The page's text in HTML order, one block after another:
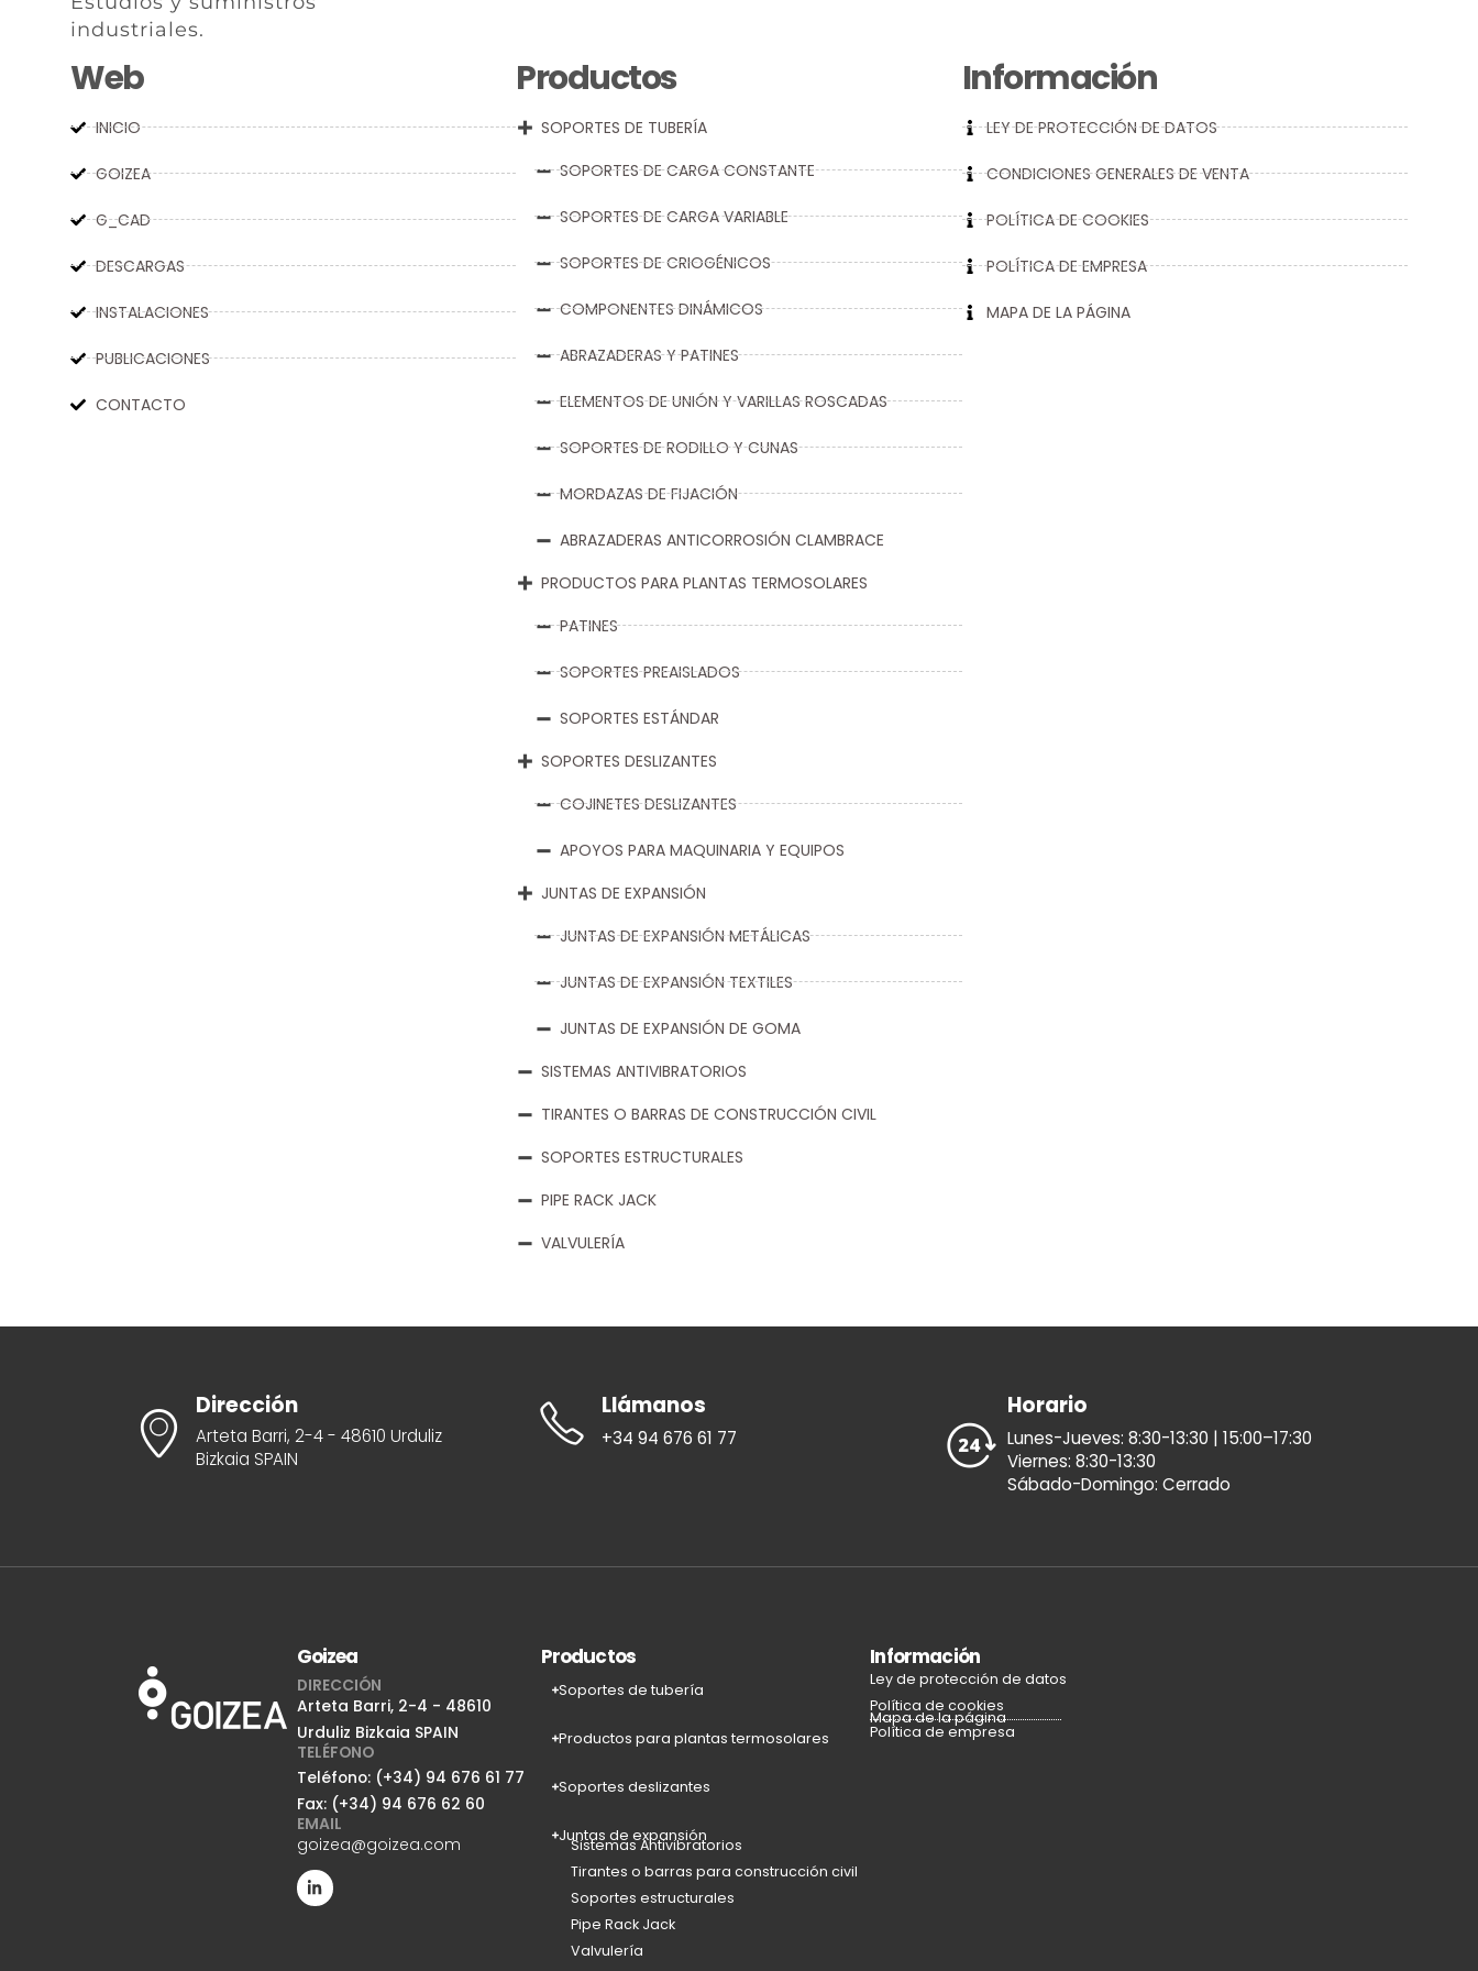
industriales.
Web
INICIO
GOIZEA
G_CAD
DESCARGAS
INSTALACIONES
PUBLICACIONES
CONTACTO
Productos
SOPORTES DE TUBERÍA
SOPORTES DE CARGA CONSTANTE
SOPORTES DE CARGA VARIABLE
SOPORTES DE CRIOGÉNICOS
COMPONENTES DINÁMICOS
ABRAZADERAS Y PATINES
ELEMENTOS DE UNIÓN Y VARILLAS ROSCADAS
SOPORTES DE RODILLO Y CUNAS
MORDAZAS DE FIJACIÓN
ABRAZADERAS ANTICORROSIÓN CLAMBRACE
PRODUCTOS PARA PLANTAS TERMOSOLARES
PATINES
SOPORTES PREAISLADOS
SOPORTES ESTÁNDAR
SOPORTES DESLIZANTES
COJINETES DESLIZANTES
APOYOS PARA MAQUINARIA Y EQUIPOS
JUNTAS DE EXPANSIÓN
JUNTAS DE EXPANSIÓN METÁLICAS
JUNTAS DE EXPANSIÓN TEXTILES
JUNTAS DE EXPANSIÓN DE GOMA
SISTEMAS ANTIVIBRATORIOS
TIRANTES O BARRAS DE CONSTRUCCIÓN CIVIL
SOPORTES ESTRUCTURALES
PIPE RACK JACK
VALVULERÍA
Información
LEY DE PROTECCIÓN DE DATOS
CONDICIONES GENERALES DE VENTA
POLÍTICA DE COOKIES
POLÍTICA DE EMPRESA
MAPA DE LA PÁGINA
Dirección
Arteta Barri, 2-4 - 48610 Urduliz
Bizkaia SPAIN
Llámanos
+34 94 676 61 77
Horario
Lunes-Jueves: 8:30-13:30 | 15:00–17:30
Viernes: 8:30-13:30
Sábado-Domingo: Cerrado
Goizea
DIRECCIÓN
Arteta Barri, 2-4 - 48610
Urduliz Bizkaia SPAIN
TELÉFONO
Teléfono: (+34) 94 676 61 77
Fax: (+34) 94 676 62 60
EMAIL
goizea@goizea.com
Productos
Soportes de tubería
Productos para plantas termosolares
Soportes deslizantes
Juntas de expansión
Sistemas Antivibratorios
Tirantes o barras para construcción civil
Soportes estructurales
Pipe Rack Jack
Valvulería
Información
Ley de protección de datos
Política de cookies
Política de empresa
Mapa de la página